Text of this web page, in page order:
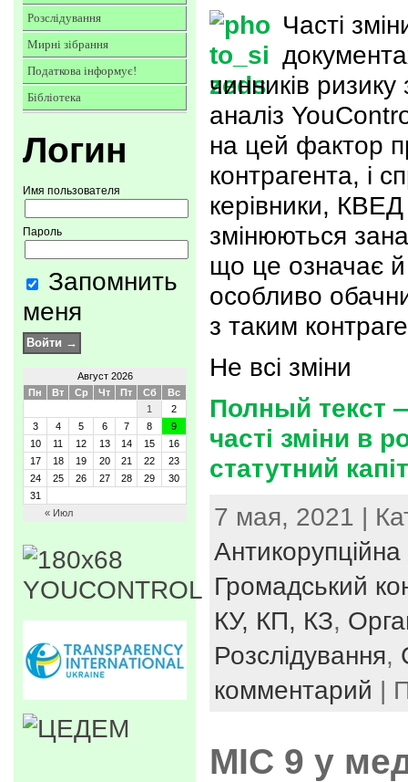
Розслідування
Мирні зібрання
Податкова інформує!
Бібліотека
Логин
Имя пользователя
Пароль
Запомнить
меня
Август 2026
Пн
Вт Ср Чт Пт Сб Вс
« Июл
1
2
3
4 5 6 7 8
9
10
11 12 13 14 15
16
17
18 19 20 21 22
23
24
25 26 27 28 29
30
31
Часті
чинників
аналіз
на цей фактор
контрагента, і
керівники, КВЕД
змінюються
що це означає й
особливо
з таким
Не всі зміни
Полный текст
часті зміни в
статутний
7 мая, 2021 |
Антикорупційна
Громадський
КУ, КП, КЗ,
Розслідування,
комментарий |
МІС 9 у